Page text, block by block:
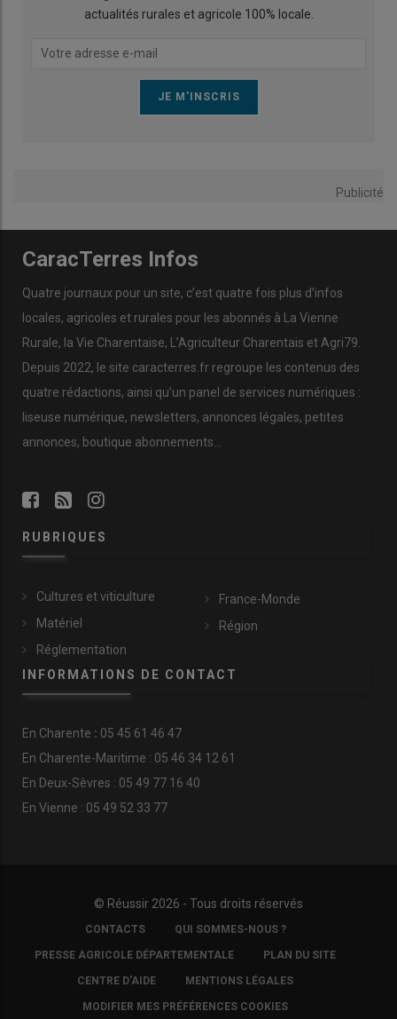
actualités rurales et agricole 100% locale.
Publicité
CaracTerres Infos
Quatre journaux pour un site, c’est quatre fois plus d’infos
locales, agricoles et rurales pour les abonnés à La Vienne
Rurale, la Vie Charentaise, L’Agriculteur Charentais et Agri79.
Depuis 2022, le site caracterres.fr regroupe les contenus des
quatre rédactions, ainsi qu’un panel de services numériques :
liseuse numérique, newsletters, annonces légales, petites
annonces, boutique abonnements…
RUBRIQUES
Cultures et viticulture
Matériel
Réglementation
France-Monde
Région
INFORMATIONS DE CONTACT
En Charente : 05 45 61 46 47
En Charente-Maritime : 05 46 34 12 61
En Deux-Sèvres : 05 49 77 16 40
En Vienne : 05 49 52 33 77
© Réussir 2026 - Tous droits réservés
COPYRIGHTCONTACTS QUI SOMMES-NOUS ?
PRESSE AGRICOLE DÉPARTEMENTALE PLAN DU SITE
CENTRE D'AIDE MENTIONS LÉGALES
MODIFIER MES PRÉFÉRENCES COOKIES